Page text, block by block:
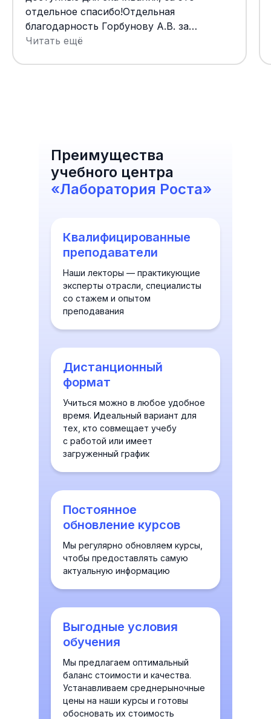
отдельное спасибо!Отдельная
благодарность Горбунову А.В. за
высокий профессионализм, ценные
Читать ещё
Мы регулярно обновляем курсы,
чтобы предоставлять самую
актуальную информацию
Постоянное
обновление курсов
Преимущества
учебного центра
«Лаборатория Роста»
Учиться можно в любое удобное
время. Идеальный вариант для
тех, кто совмещает учебу
с работой или имеет
загруженный график
Дистанционный
формат
Наши лекторы — практикующие
эксперты отрасли, специалисты
со стажем и опытом
преподавания
Квалифицированные
преподаватели
Мы предлагаем оптимальный
баланс стоимости и качества.
Устанавливаем среднерыночные
цены на наши курсы и готовы
обосновать их стоимость
Выгодные условия
обучения